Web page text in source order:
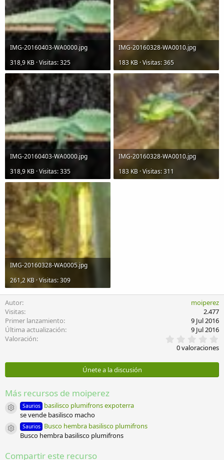
IMG-20160403-WA0000.jpg
318,9 KB · Visitas: 325
IMG-20160328-WA0010.jpg
183 KB · Visitas: 365
IMG-20160403-WA0000.jpg
318,9 KB · Visitas: 335
IMG-20160328-WA0010.jpg
183 KB · Visitas: 311
IMG-20160328-WA0005.jpg
261,2 KB · Visitas: 309
Autor
moiperez
Visitas
2.477
Primer lanzamiento
9 Jul 2016
Última actualización
9 Jul 2016
Valoración
,
0
s
0 valoraciones
Únete a la discusión
Más recursos de moiperez
Icono del recurso
Saurios basilisco plumifrons expoterra
se vende basilisco macho
Icono del recurso
Saurios Busco hembra basilisco plumifrons
Busco hembra basilisco plumifrons
Compartir este recurso